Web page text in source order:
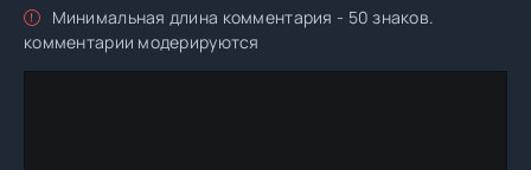
Минимальная длина комментария - 50 знаков.
комментарии модерируются